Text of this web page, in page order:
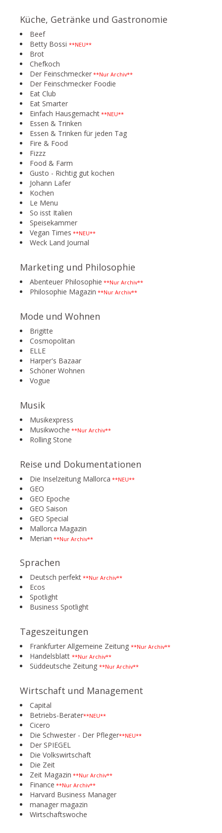
Küche, Getränke und Gastronomie
Beef
Betty Bossi **NEU**
Brot
Chefkoch
Der Feinschmecker **Nur Archiv**
Der Feinschmecker Foodie
Eat Club
Eat Smarter
Einfach Hausgemacht **NEU**
Essen & Trinken
Essen & Trinken für jeden Tag
Fire & Food
Fizzz
Food & Farm
Gusto - Richtig gut kochen
Johann Lafer
Kochen
Le Menu
So isst Italien
Speisekammer
Vegan Times **NEU**
Weck Land Journal
Marketing und Philosophie
Abenteuer Philosophie **Nur Archiv**
Philosophie Magazin **Nur Archiv**
Mode und Wohnen
Brigitte
Cosmopolitan
ELLE
Harper's Bazaar
Schöner Wohnen
Vogue
Musik
Musikexpress
Musikwoche **Nur Archiv**
Rolling Stone
Reise und Dokumentationen
Die Inselzeitung Mallorca **NEU**
GEO
GEO Epoche
GEO Saison
GEO Special
Mallorca Magazin
Merian **Nur Archiv**
Sprachen
Deutsch perfekt **Nur Archiv**
Ecos
Spotlight
Business Spotlight
Tageszeitungen
Frankfurter Allgemeine Zeitung **Nur Archiv**
Handelsblatt **Nur Archiv**
Süddeutsche Zeitung **Nur Archiv**
Wirtschaft und Management
Capital
Betriebs-Berater**NEU**
Cicero
Die Schwester - Der Pfleger**NEU**
Der SPIEGEL
Die Volkswirtschaft
Die Zeit
Zeit Magazin **Nur Archiv**
Finance **Nur Archiv**
Harvard Business Manager
manager magazin
Wirtschaftswoche